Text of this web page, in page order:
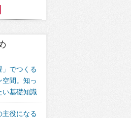
」でつくる
空間。知っ
い基礎知識
主役になる